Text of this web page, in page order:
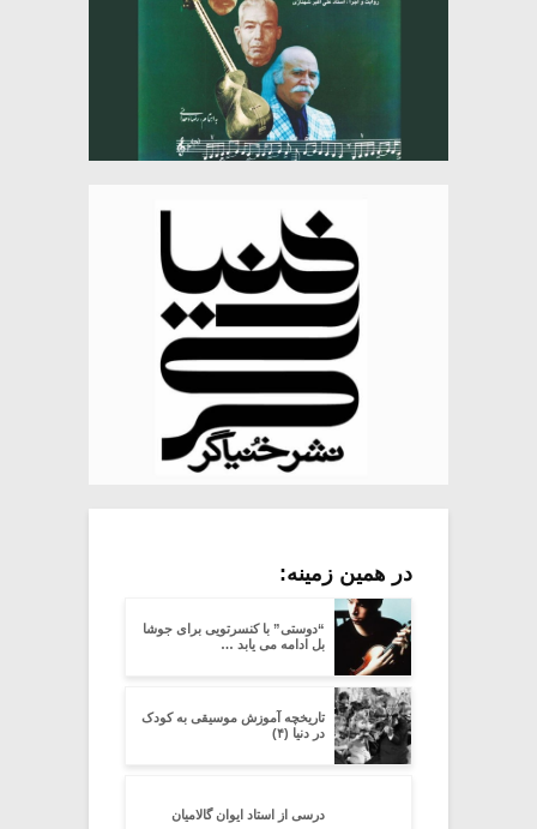
در همین زمینه:
“دوستی” با کنسرتویی برای جوشا
بل ادامه می یابد …
تاریخچه آموزش موسیقی به کودک
در دنیا (۴)
درسی از استاد ایوان گالامیان